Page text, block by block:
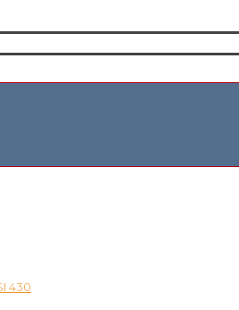
430